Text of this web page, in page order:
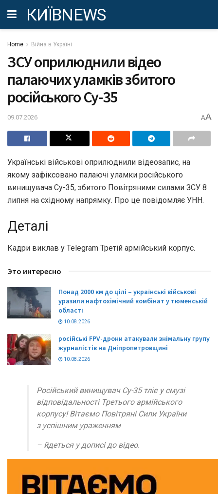
КИЇВNEWS
Home Війна в Україні
ЗСУ оприлюднили відео
палаючих уламків збитого
російського Су-35
09.07.2026 AA
Українські військові оприлюднили відеозапис, на
якому зафіксовано палаючі уламки російського
винищувача Су-35, збитого Повітряними силами ЗСУ 8
липня на східному напрямку. Про це повідомляє УНН.
Деталі
Кадри виклав у Telegram Третій армійський корпус.
Это интересно
Понад 2000 км до цілі – українські військові
уразили нафтохімічний комбінат у тюменській
області
10.08.2026
російські FPV-дрони атакували знімальну групу
журналістів на Дніпропетровщині
10.08.2026
Російський винищувач Су-35 тліє у смузі
відповідальності Третього армійського
корпусу! Вітаємо Повітряні Сили України
з успішним ураженням
– йдеться у дописі до відео.